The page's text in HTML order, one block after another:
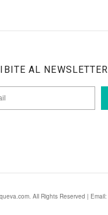
AL NEWSLETTER
All Rights Reserved | Email: